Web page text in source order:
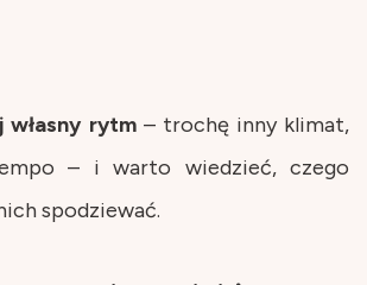
własny rytm – trochę inny klimat,
– i warto wiedzieć, czego
spodziewać.